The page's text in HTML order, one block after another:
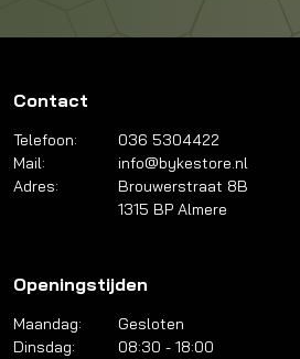
Contact
Telefoon:
036 5304422
Mail:
info@bykestore.nl
Adres:
Brouwerstraat 8B
1315 BP Almere
Openingstijden
Maandag:
Gesloten
Dinsdag:
08:30 - 18:00